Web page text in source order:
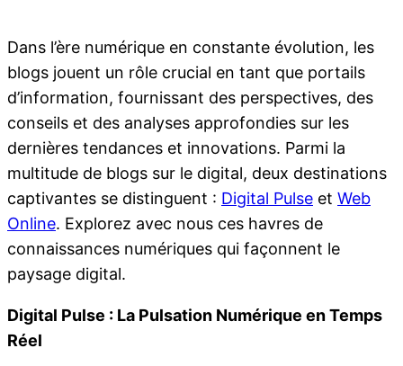
Dans l’ère numérique en constante évolution, les
blogs jouent un rôle crucial en tant que portails
d’information, fournissant des perspectives, des
conseils et des analyses approfondies sur les
dernières tendances et innovations. Parmi la
multitude de blogs sur le digital, deux destinations
captivantes se distinguent : Digital Pulse et Web
Online. Explorez avec nous ces havres de
connaissances numériques qui façonnent le
paysage digital.
Digital Pulse : La Pulsation Numérique en Temps
Réel